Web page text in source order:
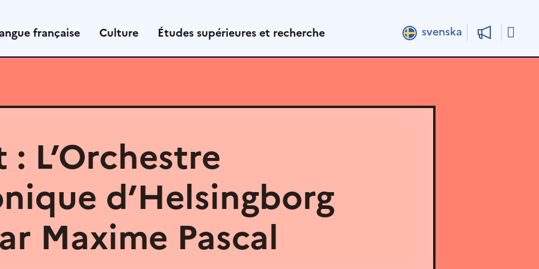
française Culture Études supérieures et recherche svenska
L’Orchestre
d’Helsingborg
Maxime Pascal